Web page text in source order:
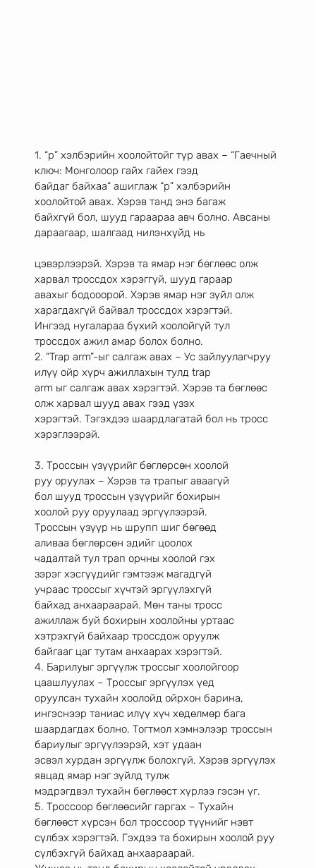
1. “р” хэлбэрийн хоолойтойг түр авах – “Гаечный
ключ: Монголоор гайх гайех гээд
байдаг байхаа“ ашиглаж “р” хэлбэрийн
хоолойтой авах. Хэрэв танд энэ багаж
байхгүй бол, шууд гараараа авч болно. Авсаны
дараагаар, шалгаад нилэнхүйд нь
цэвэрлээрэй. Хэрэв та ямар нэг бөглөөс олж
харвал троссдох хэрэггүй, шууд гараар
авахыг бодооорой. Хэрэв ямар нэг зүйл олж
харагдахгүй байвал троссдох хэрэгтэй.
Ингээд нугалараа бүхий хоолойгүй тул
троссдох ажил амар болох болно.
2. “Trap arm”-ыг салгаж авах – Ус зайлуулагчруу
илүү ойр хүрч ажиллахын тулд trap
arm ыг салгаж авах хэрэгтэй. Хэрэв та бөглөөс
олж харвал шууд авах гээд үзэх
хэрэгтэй. Тэгэхдээ шаардлагатай бол нь тросс
хэрэглээрэй.
3. Троссын үзүүрийг бөглөрсөн хоолой
руу оруулах – Хэрэв та трапыг аваагүй
бол шууд троссын үзүүрийг бохирын
хоолой руу оруулаад эргүүлээрэй.
Троссын үзүүр нь шрупп шиг бөгөөд
аливаа бөглөрсөн эдийг цоолох
чадалтай тул трап орчны хоолой гэх
зэрэг хэсгүүдийг гэмтээж магадгүй
учраас троссыг хүчтэй эргүүлэхгүй
байхад анхаараарай. Мөн таны тросс
ажиллаж буй бохирын хоолойны уртаас
хэтрэхгүй байхаар троссдож оруулж
байгааг цаг тутам анхаарах хэрэгтэй.
4. Барилуыг эргүүлж троссыг хоолойгоор
цаашлуулах – Троссыг эргүүлэх үед
оруулсан тухайн хоолойд ойрхон барина,
ингэснээр таниас илүү хүч хөдөлмөр бага
шаардагдах болно. Тогтмол хэмнэлээр троссын
бариулыг эргүүлээрэй, хэт удаан
эсвэл хурдан эргүүлж болохгүй. Хэрэв эргүүлэх
явцад ямар нэг зүйлд тулж
мэдрэгдвэл тухайн бөглөөст хүрлээ гэсэн үг.
5. Троссоор бөглөөсийг гаргах – Тухайн
бөглөөст хүрсэн бол троссоор түүнийг нэвт
сүлбэх хэрэгтэй. Гэхдээ та бохирын хоолой руу
сүлбэхгүй байхад анхаараарай.